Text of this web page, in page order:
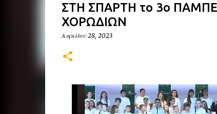
ΣΤΗ ΣΠΑΡΤΗ το 3ο
ΧΟΡΩΔΙΩΝ
Απριλίου 28, 2023